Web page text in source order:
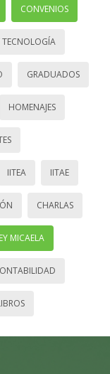
CONVENIOS
TECNOLOGÍA
GRADUADOS
HOMENAJES
IITEA IITAE
CHARLAS
MICAELA